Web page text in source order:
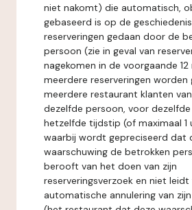
niet nakomt) die automatisch,
gebaseerd is op de
reserveringen gedaan door de
persoon (zie in geval van
nagekomen in de voorgaande
meerdere reserveringen worden
meerdere restaurant klanten
dezelfde persoon, voor
hetzelfde tijdstip (of maximaal 1
waarbij wordt gepreciseerd dat
waarschuwing de betrokken
berooft van het doen van zijn
reserveringsverzoek en niet
automatische annulering van